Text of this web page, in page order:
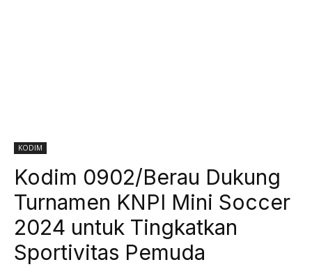
KODIM
Kodim 0902/Berau Dukung
Turnamen KNPI Mini Soccer
2024 untuk Tingkatkan
Sportivitas Pemuda